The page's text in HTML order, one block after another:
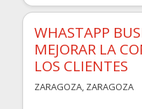
WHASTAPP
MEJORAR LA
LOS CLIENTES
ZARAGOZA, ZARAGOZA